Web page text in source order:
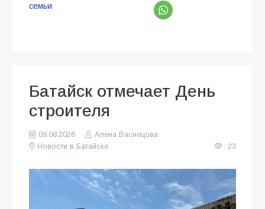
семьи
Батайск отмечает День
строителя
09.08.2026
Алена Васнецова
Новости в Батайске
23